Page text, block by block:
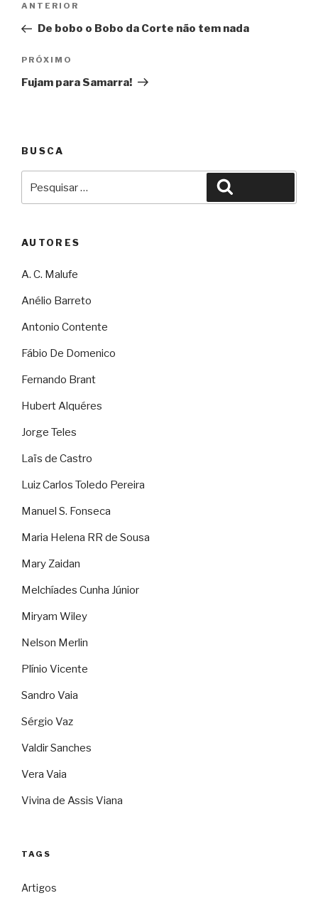
Post
Anterior
ANTERIOR
De bobo o Bobo da Corte não tem nada
Próximo
PRÓXIMO
Fujam para Samarra!
BUSCA
AUTORES
A. C. Malufe
Anélio Barreto
Antonio Contente
Fábio De Domenico
Fernando Brant
Hubert Alquéres
Jorge Teles
Laïs de Castro
Luiz Carlos Toledo Pereira
Manuel S. Fonseca
Maria Helena RR de Sousa
Mary Zaidan
Melchíades Cunha Júnior
Miryam Wiley
Nelson Merlin
Plínio Vicente
Sandro Vaia
Sérgio Vaz
Valdir Sanches
Vera Vaia
Vivina de Assis Viana
TAGS
Artigos